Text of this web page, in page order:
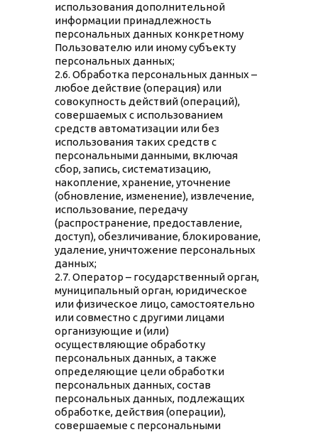
использования дополнительной
информации принадлежность
персональных данных конкретному
Пользователю или иному субъекту
персональных данных;
2.6. Обработка персональных данных –
любое действие (операция) или
совокупность действий (операций),
совершаемых с использованием
средств автоматизации или без
использования таких средств с
персональными данными, включая
сбор, запись, систематизацию,
накопление, хранение, уточнение
(обновление, изменение), извлечение,
использование, передачу
(распространение, предоставление,
доступ), обезличивание, блокирование,
удаление, уничтожение персональных
данных;
2.7. Оператор – государственный орган,
муниципальный орган, юридическое
или физическое лицо, самостоятельно
или совместно с другими лицами
организующие и (или)
осуществляющие обработку
персональных данных, а также
определяющие цели обработки
персональных данных, состав
персональных данных, подлежащих
обработке, действия (операции),
совершаемые с персональными